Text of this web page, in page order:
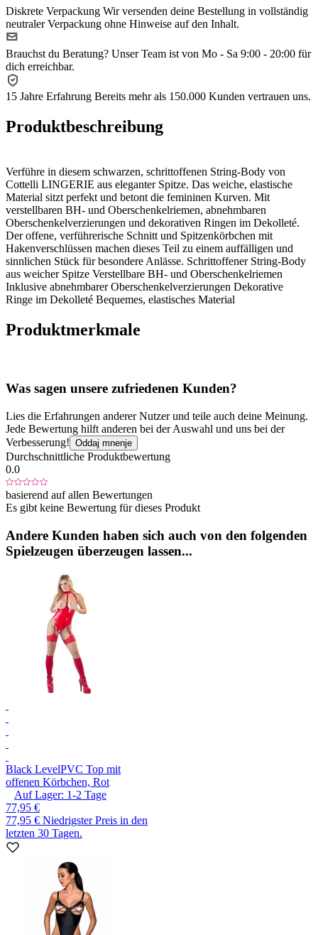
Diskrete Verpackung Wir versenden deine Bestellung in vollständig
neutraler Verpackung ohne Hinweise auf den Inhalt.
Brauchst du Beratung? Unser Team ist von Mo - Sa 9:00 - 20:00 für
dich erreichbar.
15 Jahre Erfahrung Bereits mehr als 150.000 Kunden vertrauen uns.
Produktbeschreibung
Verführe in diesem schwarzen, schrittoffenen String-Body von
Cottelli LINGERIE aus eleganter Spitze. Das weiche, elastische
Material sitzt perfekt und betont die femininen Kurven. Mit
verstellbaren BH- und Oberschenkelriemen, abnehmbaren
Oberschenkelverzierungen und dekorativen Ringen im Dekolleté.
Der offene, verführerische Schnitt und Spitzenkörbchen mit
Hakenverschlüssen machen dieses Teil zu einem auffälligen und
sinnlichen Stück für besondere Anlässe. Schrittoffener String-Body
aus weicher Spitze Verstellbare BH- und Oberschenkelriemen
Inklusive abnehmbarer Oberschenkelverzierungen Dekorative
Ringe im Dekolleté Bequemes, elastisches Material
Produktmerkmale
Was sagen unsere zufriedenen Kunden?
Lies die Erfahrungen anderer Nutzer und teile auch deine Meinung.
Jede Bewertung hilft anderen bei der Auswahl und uns bei der
Verbesserung! Oddaj mnenje
Durchschnittliche Produktbewertung
0.0
basierend auf allen Bewertungen
Es gibt keine Bewertung für dieses Produkt
Andere Kunden haben sich auch von den folgenden
Spielzeugen überzeugen lassen...
Black LevelPVC Top mit
offenen Körbchen, Rot
Auf Lager: 1-2 Tage
77,95 €
77,95 € Niedrigster Preis in den
letzten 30 Tagen.